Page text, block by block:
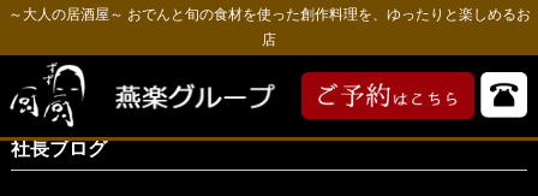
～大人の居酒屋～ おでんと旬の食材を使った創作料理を、ゆったりと楽しめるお
店
社長ブログ